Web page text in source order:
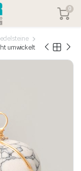
0
umwickelt